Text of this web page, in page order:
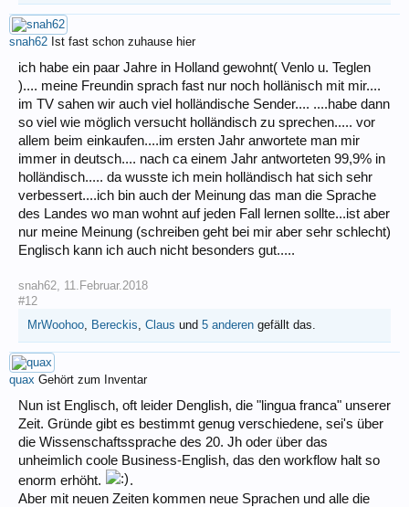
snah62 Ist fast schon zuhause hier
ich habe ein paar Jahre in Holland gewohnt( Venlo u. Teglen
).... meine Freundin sprach fast nur noch hollänisch mit mir....
im TV sahen wir auch viel holländische Sender.... ....habe dann
so viel wie möglich versucht holländisch zu sprechen..... vor
allem beim einkaufen....im ersten Jahr anwortete man mir
immer in deutsch.... nach ca einem Jahr antworteten 99,9% in
holländisch..... da wusste ich mein holländisch hat sich sehr
verbessert....ich bin auch der Meinung das man die Sprache
des Landes wo man wohnt auf jeden Fall lernen sollte...ist aber
nur meine Meinung (schreiben geht bei mir aber sehr schlecht)
Englisch kann ich auch nicht besonders gut.....
snah62 11.Februar.2018
#12
MrWoohoo
Bereckis Claus und 5 anderen gefällt das.
quax Gehört zum Inventar
Nun ist Englisch, oft leider Denglish, die "lingua franca" unserer
Zeit. Gründe gibt es bestimmt genug verschiedene, sei's über
die Wissenschaftssprache des 20. Jh oder über das
unheimlich coole Business-English, das den workflow halt so
enorm erhöht.
.
Aber mit neuen Zeiten kommen neue Sprachen und alle die